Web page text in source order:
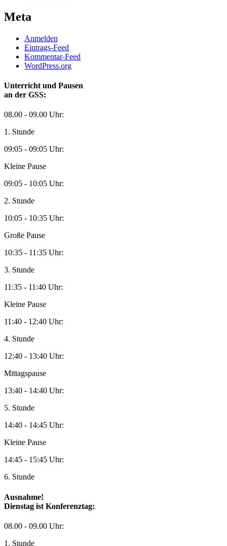
Meta
Anmelden
Eintrags-Feed
Kommentar-Feed
WordPress.org
Unterricht und Pausen
an der GSS:
08.00 - 09.00 Uhr:
1. Stunde
09:05 - 09:05 Uhr:
Kleine Pause
09:05 - 10:05 Uhr:
2. Stunde
10:05 - 10:35 Uhr:
Große Pause
10:35 - 11:35 Uhr:
3. Stunde
11:35 - 11:40 Uhr:
Kleine Pause
11:40 - 12:40 Uhr:
4. Stunde
12:40 - 13:40 Uhr:
Mittagspause
13:40 - 14:40 Uhr:
5. Stunde
14:40 - 14:45 Uhr:
Kleine Pause
14:45 - 15:45 Uhr:
6. Stunde
Ausnahme!
Dienstag ist Konferenztag:
08.00 - 09.00 Uhr:
1. Stunde